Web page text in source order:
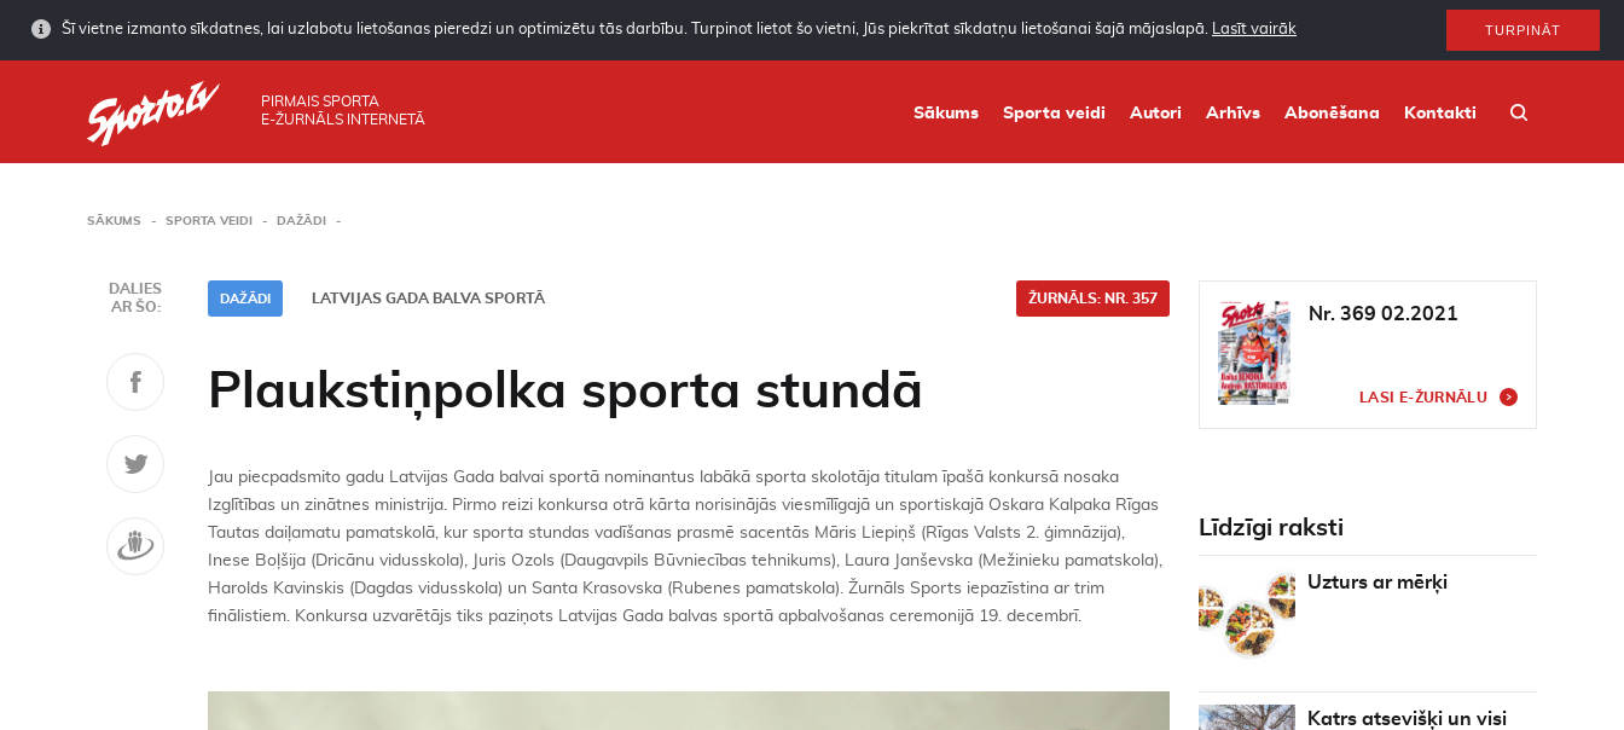
Šī vietne izmanto sīkdatnes, lai uzlabotu lietošanas pieredzi un optimizētu tās darbību. Turpinot lietot šo vietni, Jūs piekrītat sīkdatņu lietošanai šajā mājaslapā. Lasīt vairāk TURPINĀT
PIRMAIS SPORTA
E-ŽURNĀLS INTERNETĀ
Sākums Sporta veidi Autori Arhīvs Abonēšana Kontakti
SĀKUMS SPORTA VEIDI DAŽĀDI
DALIES
AR ŠO:
DAŽĀDI ŽURNĀLS: NR. 357
LATVIJAS GADA BALVA SPORTĀ
Plaukstiņpolka sporta stundā
Jau piecpadsmito gadu Latvijas Gada balvai sportā nominantus labākā sporta skolotāja titulam īpašā konkursā nosaka
Izglītības un zinātnes ministrija. Pirmo reizi konkursa otrā kārta norisinājās viesmīlīgajā un sportiskajā Oskara Kalpaka Rīgas
Tautas daiļamatu pamatskolā, kur sporta stundas vadīšanas prasmē sacentās Māris Liepiņš (Rīgas Valsts 2. ģimnāzija),
Inese Boļšija (Dricānu vidusskola), Juris Ozols (Daugavpils Būvniecības tehnikums), Laura Janševska (Mežinieku pamatskola),
Harolds Kavinskis (Dagdas vidusskola) un Santa Krasovska (Rubenes pamatskola). Žurnāls Sports iepazīstina ar trim
finālistiem. Konkursa uzvarētājs tiks paziņots Latvijas Gada balvas sportā apbalvošanas ceremonijā 19. decembrī.
Nr. 369 02.2021
LASI E-ŽURNĀLU
Līdzīgi raksti
Uzturs ar mērķi
Katrs atsevišķi un visi